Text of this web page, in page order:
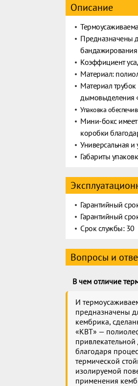
Описание
Предназначены
Коэффициент
Материал:
Материал
дымовыделения
Упаковка
Мини-бокс имеет
коробки
Универсальная и
Габариты
Гарантийный
Гарантийный
Срок службы: 30
Вопросы и
В чем отличие
И
предназначены
кембрика,
«КВТ» —
благодаря
термической
изолируемой
применения